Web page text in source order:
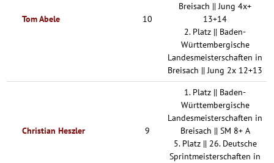
Tom Abele 10
Breisach || Jung 4x+
13+14
2. Platz || Baden-
Württembergische
Landesmeisterschaften in
Breisach || Jung 2x 12+13
Christian Heszler 9
1. Platz || Baden-
Württembergische
Landesmeisterschaften in
Breisach || SM 8+ A
5. Platz || 26. Deutsche
Sprintmeisterschaften in